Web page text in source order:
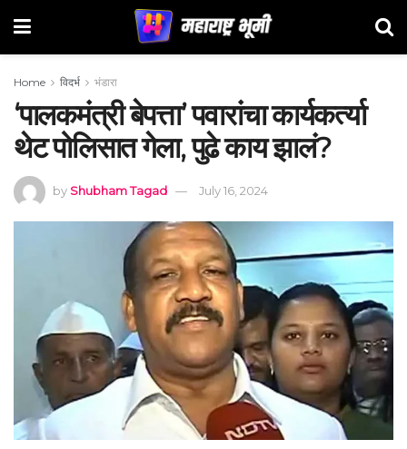
Home विदर्भ भंडारा
‘पालकमंत्री बेपत्ता’ पवारांचा कार्यकर्त्या
थेट पोलिसात गेला, पुढे काय झालं?
by Shubham Tagad July 16, 2024